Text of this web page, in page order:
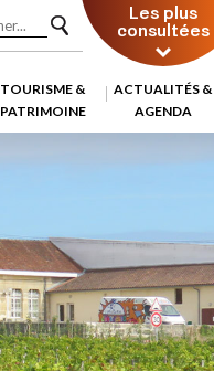
Les plus
consultées
TOURISME &
PATRIMOINE
ACTUALITÉS &
AGENDA